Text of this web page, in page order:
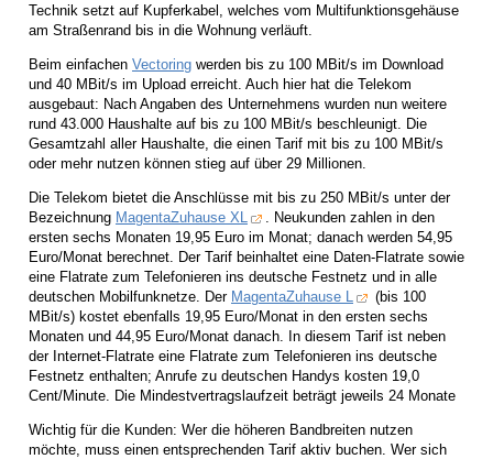
Technik setzt auf Kupferkabel, welches vom Multifunktionsgehäuse
am Straßenrand bis in die Wohnung verläuft.
Beim einfachen Vectoring werden bis zu 100 MBit/s im Download
und 40 MBit/s im Upload erreicht. Auch hier hat die Telekom
ausgebaut: Nach Angaben des Unternehmens wurden nun weitere
rund 43.000 Haushalte auf bis zu 100 MBit/s beschleunigt. Die
Gesamtzahl aller Haushalte, die einen Tarif mit bis zu 100 MBit/s
oder mehr nutzen können stieg auf über 29 Millionen.
Die Telekom bietet die Anschlüsse mit bis zu 250 MBit/s unter der
Bezeichnung MagentaZuhause XL
. Neukunden zahlen in den
ersten sechs Monaten 19,95 Euro im Monat; danach werden 54,95
Euro/Monat berechnet. Der Tarif beinhaltet eine Daten-Flatrate sowie
eine Flatrate zum Telefonieren ins deutsche Festnetz und in alle
deutschen Mobilfunknetze. Der MagentaZuhause L
(bis 100
MBit/s) kostet ebenfalls 19,95 Euro/Monat in den ersten sechs
Monaten und 44,95 Euro/Monat danach. In diesem Tarif ist neben
der Internet-Flatrate eine Flatrate zum Telefonieren ins deutsche
Festnetz enthalten; Anrufe zu deutschen Handys kosten 19,0
Cent/Minute. Die Mindestvertragslaufzeit beträgt jeweils 24 Monate
Wichtig für die Kunden: Wer die höheren Bandbreiten nutzen
möchte, muss einen entsprechenden Tarif aktiv buchen. Wer sich